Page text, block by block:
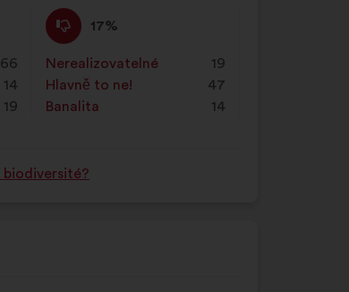
vyhledávacího
a
klikni
66
14
19
Nesouhlasím
:
17%
Tento
návrh
byl
kvalifikován:
Nerealizovatelné
: 19
krát
Hlavně to ne!
: 47
krát
Banalita
: 14
krát